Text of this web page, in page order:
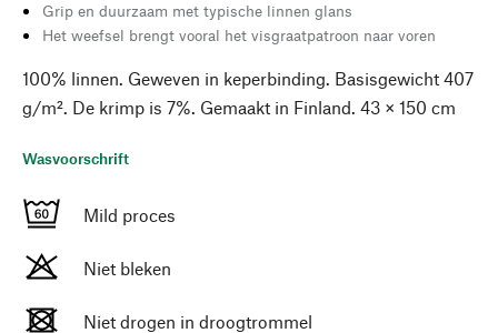
Grip en duurzaam met typische linnen glans
Het weefsel brengt vooral het visgraatpatroon naar voren
100% linnen. Geweven in keperbinding. Basisgewicht 407
g/m². De krimp is 7%. Gemaakt in Finland. 43 × 150 cm
Wasvoorschrift
Mild proces
Niet bleken
Niet drogen in droogtrommel